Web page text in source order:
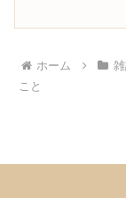
ホーム
こと